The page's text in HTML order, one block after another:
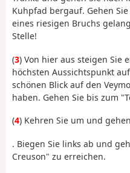
Kuhpfad bergauf. Gehen
eines riesigen Bruchs
Stelle!
(3) Von hier aus steigen Sie
höchsten Aussichtspunkt
schönen Blick auf den
haben. Gehen Sie bis zum
(4) Kehren Sie um und
. Biegen Sie links ab und
Creuson" zu erreichen.